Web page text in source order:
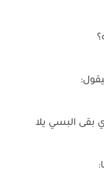
بقى البسي يلا